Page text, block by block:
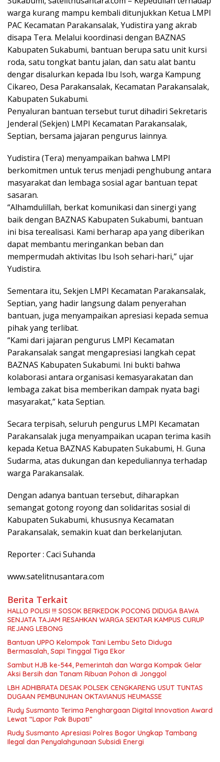
warga kurang mampu kembali ditunjukkan Ketua LMPI
PAC Kecamatan Parakansalak, Yudistira yang akrab
disapa Tera. Melalui koordinasi dengan BAZNAS
Kabupaten Sukabumi, bantuan berupa satu unit kursi
roda, satu tongkat bantu jalan, dan satu alat bantu
dengar disalurkan kepada Ibu Isoh, warga Kampung
Cikareo, Desa Parakansalak, Kecamatan Parakansalak,
Kabupaten Sukabumi.
Penyaluran bantuan tersebut turut dihadiri Sekretaris
Jenderal (Sekjen) LMPI Kecamatan Parakansalak,
Septian, bersama jajaran pengurus lainnya.
Yudistira (Tera) menyampaikan bahwa LMPI
berkomitmen untuk terus menjadi penghubung antara
masyarakat dan lembaga sosial agar bantuan tepat
sasaran.
“Alhamdulillah, berkat komunikasi dan sinergi yang
baik dengan BAZNAS Kabupaten Sukabumi, bantuan
ini bisa terealisasi. Kami berharap apa yang diberikan
dapat membantu meringankan beban dan
mempermudah aktivitas Ibu Isoh sehari-hari,” ujar
Yudistira.
Sementara itu, Sekjen LMPI Kecamatan Parakansalak,
Septian, yang hadir langsung dalam penyerahan
bantuan, juga menyampaikan apresiasi kepada semua
pihak yang terlibat.
“Kami dari jajaran pengurus LMPI Kecamatan
Parakansalak sangat mengapresiasi langkah cepat
BAZNAS Kabupaten Sukabumi. Ini bukti bahwa
kolaborasi antara organisasi kemasyarakatan dan
lembaga zakat bisa memberikan dampak nyata bagi
masyarakat,” kata Septian.
Secara terpisah, seluruh pengurus LMPI Kecamatan
Parakansalak juga menyampaikan ucapan terima kasih
kepada Ketua BAZNAS Kabupaten Sukabumi, H. Guna
Sudarma, atas dukungan dan kepeduliannya terhadap
warga Parakansalak.
Dengan adanya bantuan tersebut, diharapkan
semangat gotong royong dan solidaritas sosial di
Kabupaten Sukabumi, khususnya Kecamatan
Parakansalak, semakin kuat dan berkelanjutan.
Reporter : Caci Suhanda
www.satelitnusantara.com
Berita Terkait
HALLO POLISI !!! SOSOK BERKEDOK POCONG DIDUGA BAWA
SENJATA TAJAM RESAHKAN WARGA SEKITAR KAMPUS CURUP
REJANG LEBONG
Bantuan UPPO Kelompok Tani Lembu Seto Diduga
Bermasalah, Sapi Tinggal Tiga Ekor
Sambut HJB ke-544, Pemerintah dan Warga Kompak Gelar
Aksi Bersih dan Tanam Ribuan Pohon di Jonggol
LBH ADHIBRATA DESAK POLSEK CENGKARENG USUT TUNTAS
DUGAAN PEMBUNUHAN OKTAVIANUS HEUMASSE
Rudy Susmanto Terima Penghargaan Digital Innovation Award
Lewat “Lapor Pak Bupati”
Rudy Susmanto Apresiasi Polres Bogor Ungkap Tambang
Ilegal dan Penyalahgunaan Subsidi Energi